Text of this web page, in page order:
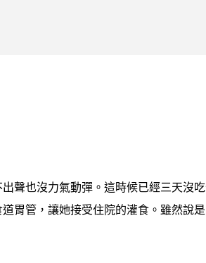
聲也沒力氣動彈。這時候已經三天沒吃
胃管，讓她接受住院的灌食。雖然說